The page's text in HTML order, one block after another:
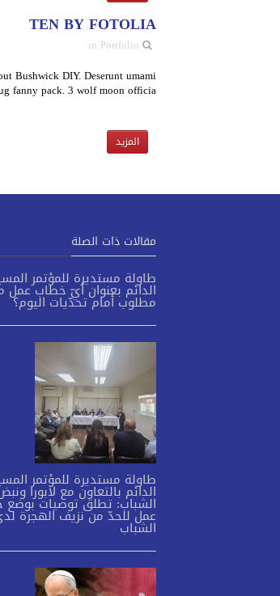
TEN BY FOTOLIA
in Portfolio
Bushwick DIY. Deserunt umami
fanny pack. 3 wolf moon officia […]
المزيد
مقالات ذات الصلة
طاولة مستديرة للمؤتمر
الدائم بعنوان أيّ خطاب
مطلوب أمام تحدّيات اليوم؟
طاولة مستديرة للمؤتمر
الدائم بالتعاون مع لابورا
الشباب: تطلق توصيات
عمل للحدّ من نزيف الهجرة
الشباب